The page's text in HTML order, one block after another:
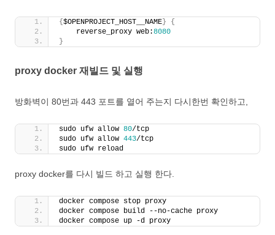
{ $OPENPROJECT_HOST__NAME }
{
    reverse_proxy web:
8080
}
proxy docker 재빌드 및 실행
방화벽이 80번과 443 포트를 열어 주는지 다시한번 확인하고,
sudo ufw allow 80/tcp
sudo ufw allow 443/tcp
sudo ufw reload
proxy docker를 다시 빌드 하고 실행 한다.
docker compose stop proxy
docker compose build --no-cache proxy
docker compose up -d proxy